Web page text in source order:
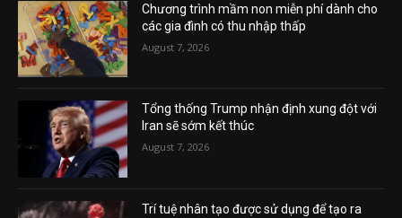
Chương trình mầm non miễn phí dành cho
các gia đình có thu nhập thấp
August 7, 2026
Tổng thống Trump nhận định xung đột với
Iran sẽ sớm kết thúc
August 7, 2026
Trí tuệ nhân tạo được sử dụng để tạo ra